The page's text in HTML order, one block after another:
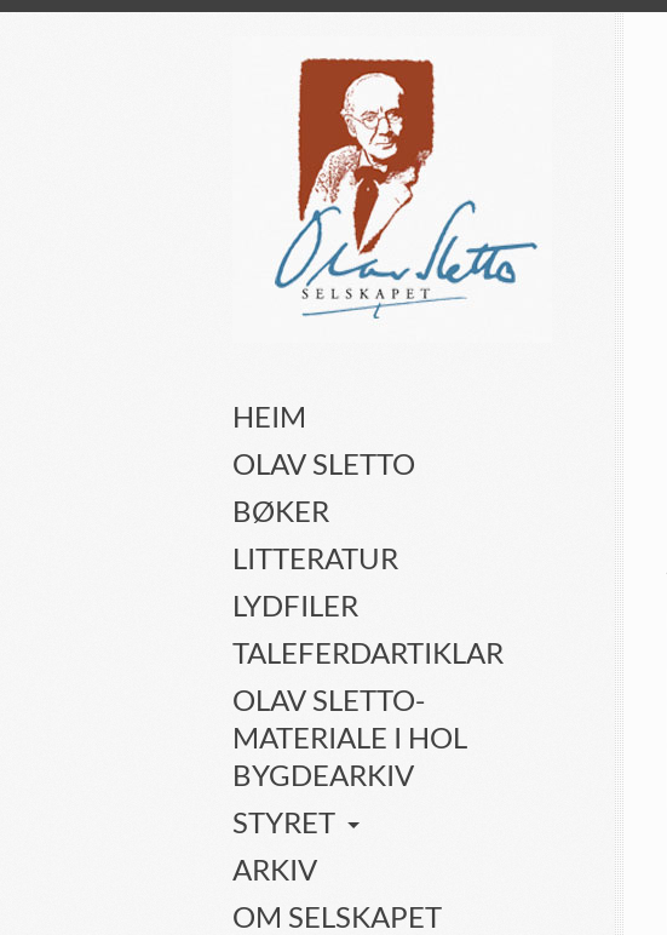
HEIM
OLAV SLETTO
BØKER
LITTERATUR
LYDFILER
TALEFERDARTIKLAR
OLAV SLETTO-
MATERIALE I HOL
BYGDEARKIV
STYRET
ARKIV
OM SELSKAPET